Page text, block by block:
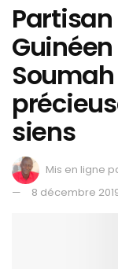
Partisan
siens
Mis en ligne
8 décembre